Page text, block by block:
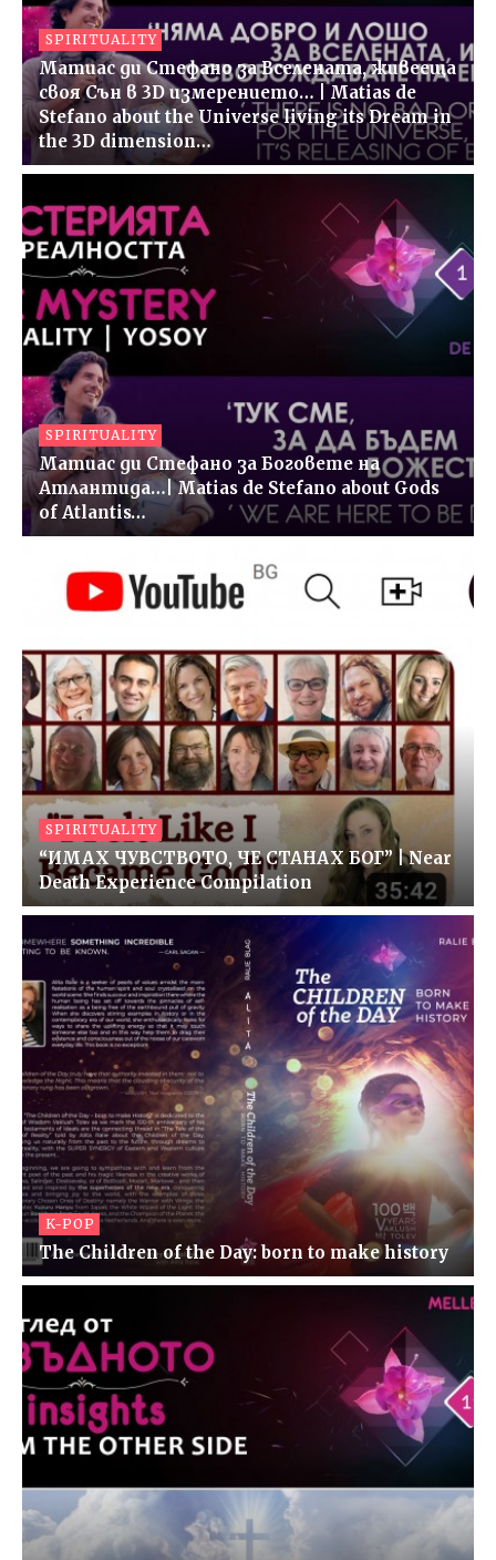
SPIRITUALITY
Матиас ди Стефано за Вселената, живееща
своя Сън в 3D измерението… | Matias de
Stefano about the Universe living its Dream in
the 3D dimension…
SPIRITUALITY
Матиас ди Стефано за Боговете на
Атлантида…| Matias de Stefano about Gods
of Atlantis…
SPIRITUALITY
“ИМАХ ЧУВСТВОТО, ЧЕ СТАНАХ БОГ” | Near
Death Experience Compilation
K-POP
The Children of the Day: born to make history